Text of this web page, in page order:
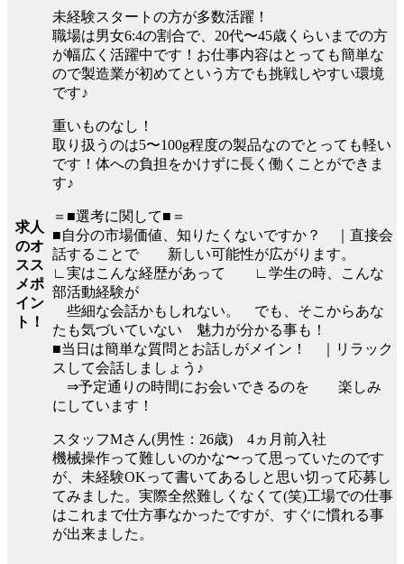
求人
のオ
スス
メポ
イン
ト！
未経験スタートの方が多数活躍！
職場は男女6:4の割合で、20代〜45歳くらいまでの方
が幅広く活躍中です！お仕事内容はとっても簡単な
ので製造業が初めてという方でも挑戦しやすい環境
です♪
重いものなし！
取り扱うのは5〜100g程度の製品なのでとっても軽い
です！体への負担をかけずに長く働くことができま
す♪
＝■選考に関して■＝
■自分の市場価値、知りたくないですか？ ｜直接会
話することで 新しい可能性が広がります。
∟実はこんな経歴があって ∟学生の時、こんな
部活動経験が
些細な会話かもしれない。 でも、そこからあな
たも気づいていない 魅力が分かる事も！
■当日は簡単な質問とお話しがメイン！ ｜リラック
スして会話しましょう♪
⇒予定通りの時間にお会いできるのを 楽しみ
にしています！
スタッフMさん(男性：26歳) 4ヵ月前入社
機械操作って難しいのかな〜って思っていたのです
が、未経験OKって書いてあるしと思い切って応募し
てみました。実際全然難しくなくて(笑)工場での仕事
はこれまで仕方事なかったですが、すぐに慣れる事
が出来ました。